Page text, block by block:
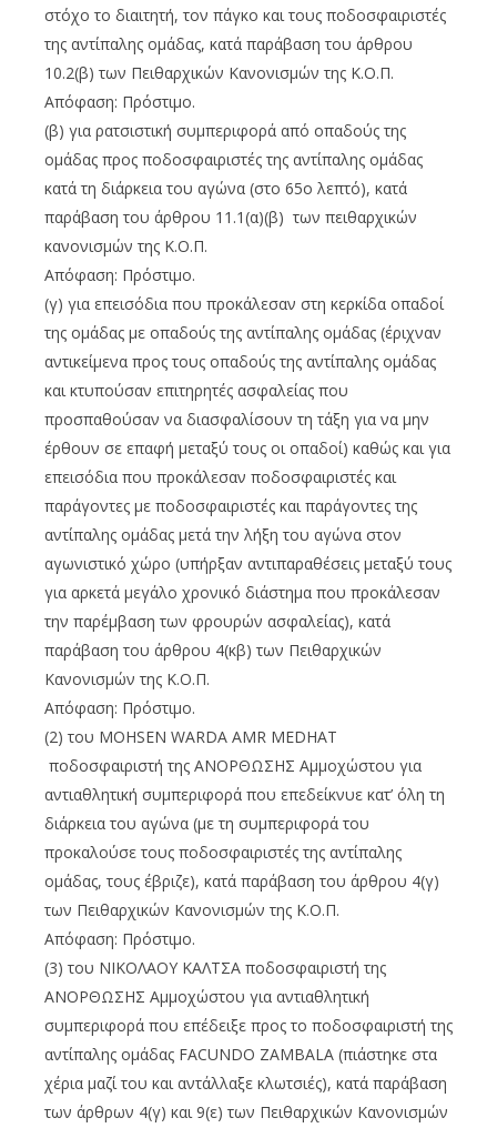
στόχο το διαιτητή, τον πάγκο και τους ποδοσφαιριστές
της αντίπαλης ομάδας, κατά παράβαση του άρθρου
10.2(β) των Πειθαρχικών Κανονισμών της Κ.Ο.Π.
Απόφαση: Πρόστιμο.
(β) για ρατσιστική συμπεριφορά από οπαδούς της
ομάδας προς ποδοσφαιριστές της αντίπαλης ομάδας
κατά τη διάρκεια του αγώνα (στο 65ο λεπτό), κατά
παράβαση του άρθρου 11.1(α)(β) των πειθαρχικών
κανονισμών της Κ.Ο.Π.
Απόφαση: Πρόστιμο.
(γ) για επεισόδια που προκάλεσαν στη κερκίδα οπαδοί
της ομάδας με οπαδούς της αντίπαλης ομάδας (έριχναν
αντικείμενα προς τους οπαδούς της αντίπαλης ομάδας
και κτυπούσαν επιτηρητές ασφαλείας που
προσπαθούσαν να διασφαλίσουν τη τάξη για να μην
έρθουν σε επαφή μεταξύ τους οι οπαδοί) καθώς και για
επεισόδια που προκάλεσαν ποδοσφαιριστές και
παράγοντες με ποδοσφαιριστές και παράγοντες της
αντίπαλης ομάδας μετά την λήξη του αγώνα στον
αγωνιστικό χώρο (υπήρξαν αντιπαραθέσεις μεταξύ τους
για αρκετά μεγάλο χρονικό διάστημα που προκάλεσαν
την παρέμβαση των φρουρών ασφαλείας), κατά
παράβαση του άρθρου 4(κβ) των Πειθαρχικών
Κανονισμών της Κ.Ο.Π.
Απόφαση: Πρόστιμο.
(2) του MOHSEN WARDA AMR MEDHAT
ποδοσφαιριστή της ΑΝΟΡΘΩΣΗΣ Αμμοχώστου για
αντιαθλητική συμπεριφορά που επεδείκνυε κατ’ όλη τη
διάρκεια του αγώνα (με τη συμπεριφορά του
προκαλούσε τους ποδοσφαιριστές της αντίπαλης
ομάδας, τους έβριζε), κατά παράβαση του άρθρου 4(γ)
των Πειθαρχικών Κανονισμών της Κ.Ο.Π.
Απόφαση: Πρόστιμο.
(3) του ΝΙΚΟΛΑΟΥ ΚΑΛΤΣΑ ποδοσφαιριστή της
ΑΝΟΡΘΩΣΗΣ Αμμοχώστου για αντιαθλητική
συμπεριφορά που επέδειξε προς το ποδοσφαιριστή της
αντίπαλης ομάδας FACUNDO ZAMBALA (πιάστηκε στα
χέρια μαζί του και αντάλλαξε κλωτσιές), κατά παράβαση
των άρθρων 4(γ) και 9(ε) των Πειθαρχικών Κανονισμών